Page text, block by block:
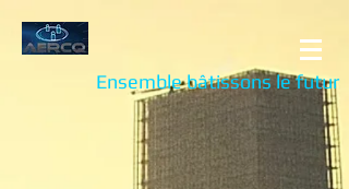
Ensemble bâtissons le futur